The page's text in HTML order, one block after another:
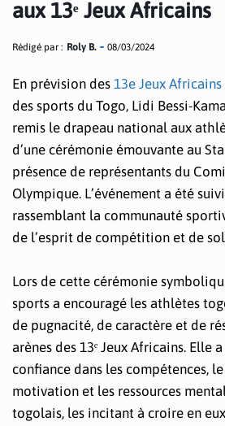
aux 13ᵉ Jeux Africains
Rédigé par : Roly B. 08/03/2024
En prévision des 13e Jeux Africains
des sports du Togo, Lidi Bessi-
remis le drapeau national aux
d’une cérémonie émouvante au
présence de représentants du
Olympique. L’événement a été
rassemblant la communauté
de l’esprit de compétition et de
Lors de cette cérémonie
sports a encouragé les athlètes
de pugnacité, de caractère et de
arènes des 13ᵉ Jeux Africains. Elle
confiance dans les compétences,
motivation et les ressources
togolais, les incitant à croire en